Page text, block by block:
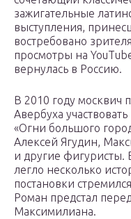
зажигательные
выступления,
востребовано
просмотры на
вернулась в Россию.
В 2010 году москвич
Авербуха
«Огни большого
Алексей Ягудин,
и другие фигуристы.
легло несколько
постановки
Роман предстал
Максимилиана.